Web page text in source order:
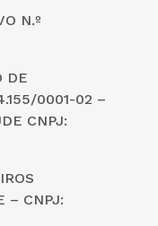
N.º
DE
0001-02 –
CNPJ:
– CNPJ: